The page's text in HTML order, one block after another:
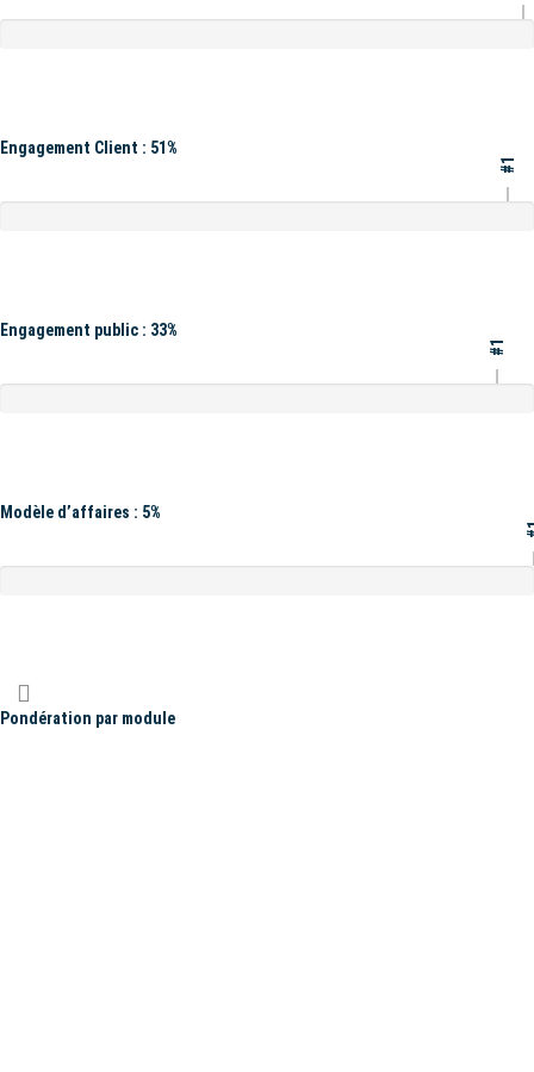
Engagement Client : 51%
#1
Engagement public : 33%
#1
Modèle d’affaires : 5%
Pondération par module